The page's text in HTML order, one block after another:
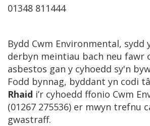
01348 811444
Bydd Cwm Environmental, sydd
derbyn meintiau bach neu fawr
asbestos gan y cyhoedd sy'n
Fodd bynnag, byddant yn codi
Rhaid i’r cyhoedd ffonio Cwm
(01267 275536) er mwyn trefnu
gwastraff.